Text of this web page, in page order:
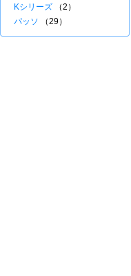
Kシリーズ （2）
パッソ （29）